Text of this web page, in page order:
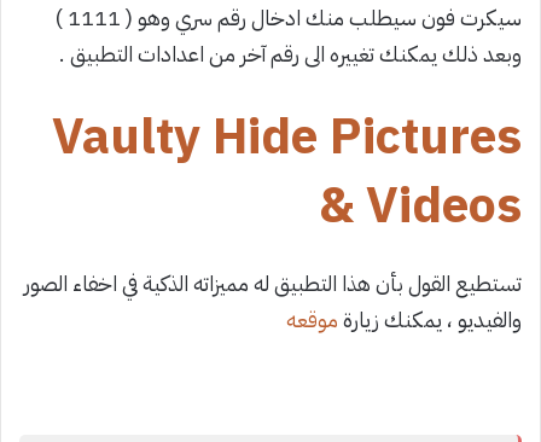
سيكرت فون سيطلب منك ادخال رقم سري وهو ( 1111 )
وبعد ذلك يمكنك تغييره الى رقم آخر من اعدادات التطبيق .
Vaulty Hide Pictures
& Videos
تستطيع القول بأن هذا التطبيق له مميزاته الذكية في اخفاء الصور
والفيديو ، يمكنك زيارةموقعه